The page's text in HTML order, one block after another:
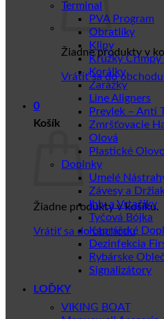
Žiadne produkty v
Vrátiť sa do obchodu
0
Košík
Žiadne produkty v košíku.
Vrátiť sa do obchodu
Terminal
PVA Program
Obratlíky
Klipy
Krúžky
Korálky
Zarážky
Line Aligners
Prevlek – Anti
Zmršťovacie
Olová
Plastické
Doplnky
Umelé
Závesy a
Ihly a Vrtačiky
Tyčová Bójka
Kaprářské
Dezinfekcia
Rybárske
Signalizátory
LOĎKY
VIKING BOAT